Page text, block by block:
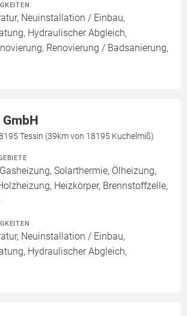
Neuinstallation / Einbau,
Hydraulischer Abgleich,
Renovierung / Badsanierung,
Tessin (39km von 18195 Kuchelmiß)
Solarthermie, Ölheizung,
Heizkörper, Brennstoffzelle,
Neuinstallation / Einbau,
Hydraulischer Abgleich,